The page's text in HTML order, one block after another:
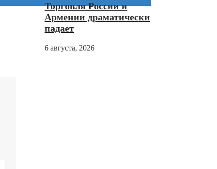
Торговля России и
Армении драматически
падает
6 августа, 2026